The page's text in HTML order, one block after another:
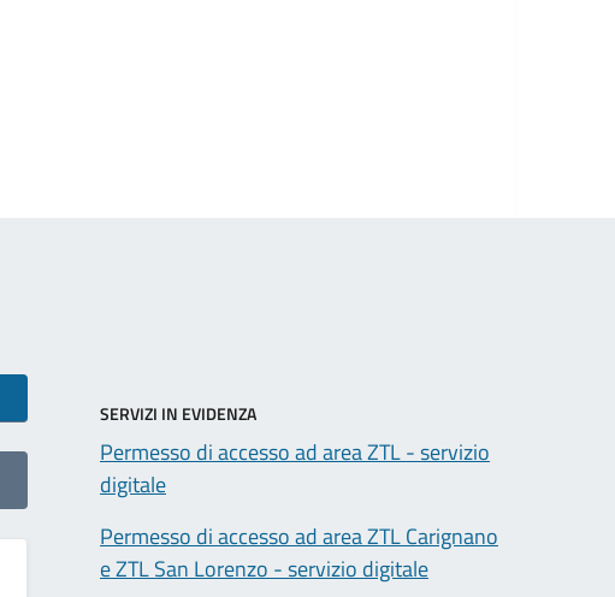
SERVIZI IN EVIDENZA
Permesso di accesso ad area ZTL - servizio
digitale
Permesso di accesso ad area ZTL Carignano
e ZTL San Lorenzo - servizio digitale